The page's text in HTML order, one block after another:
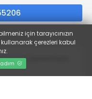
kaynak gösterilmeden
için tarayıcınızın
çerezleri kabul